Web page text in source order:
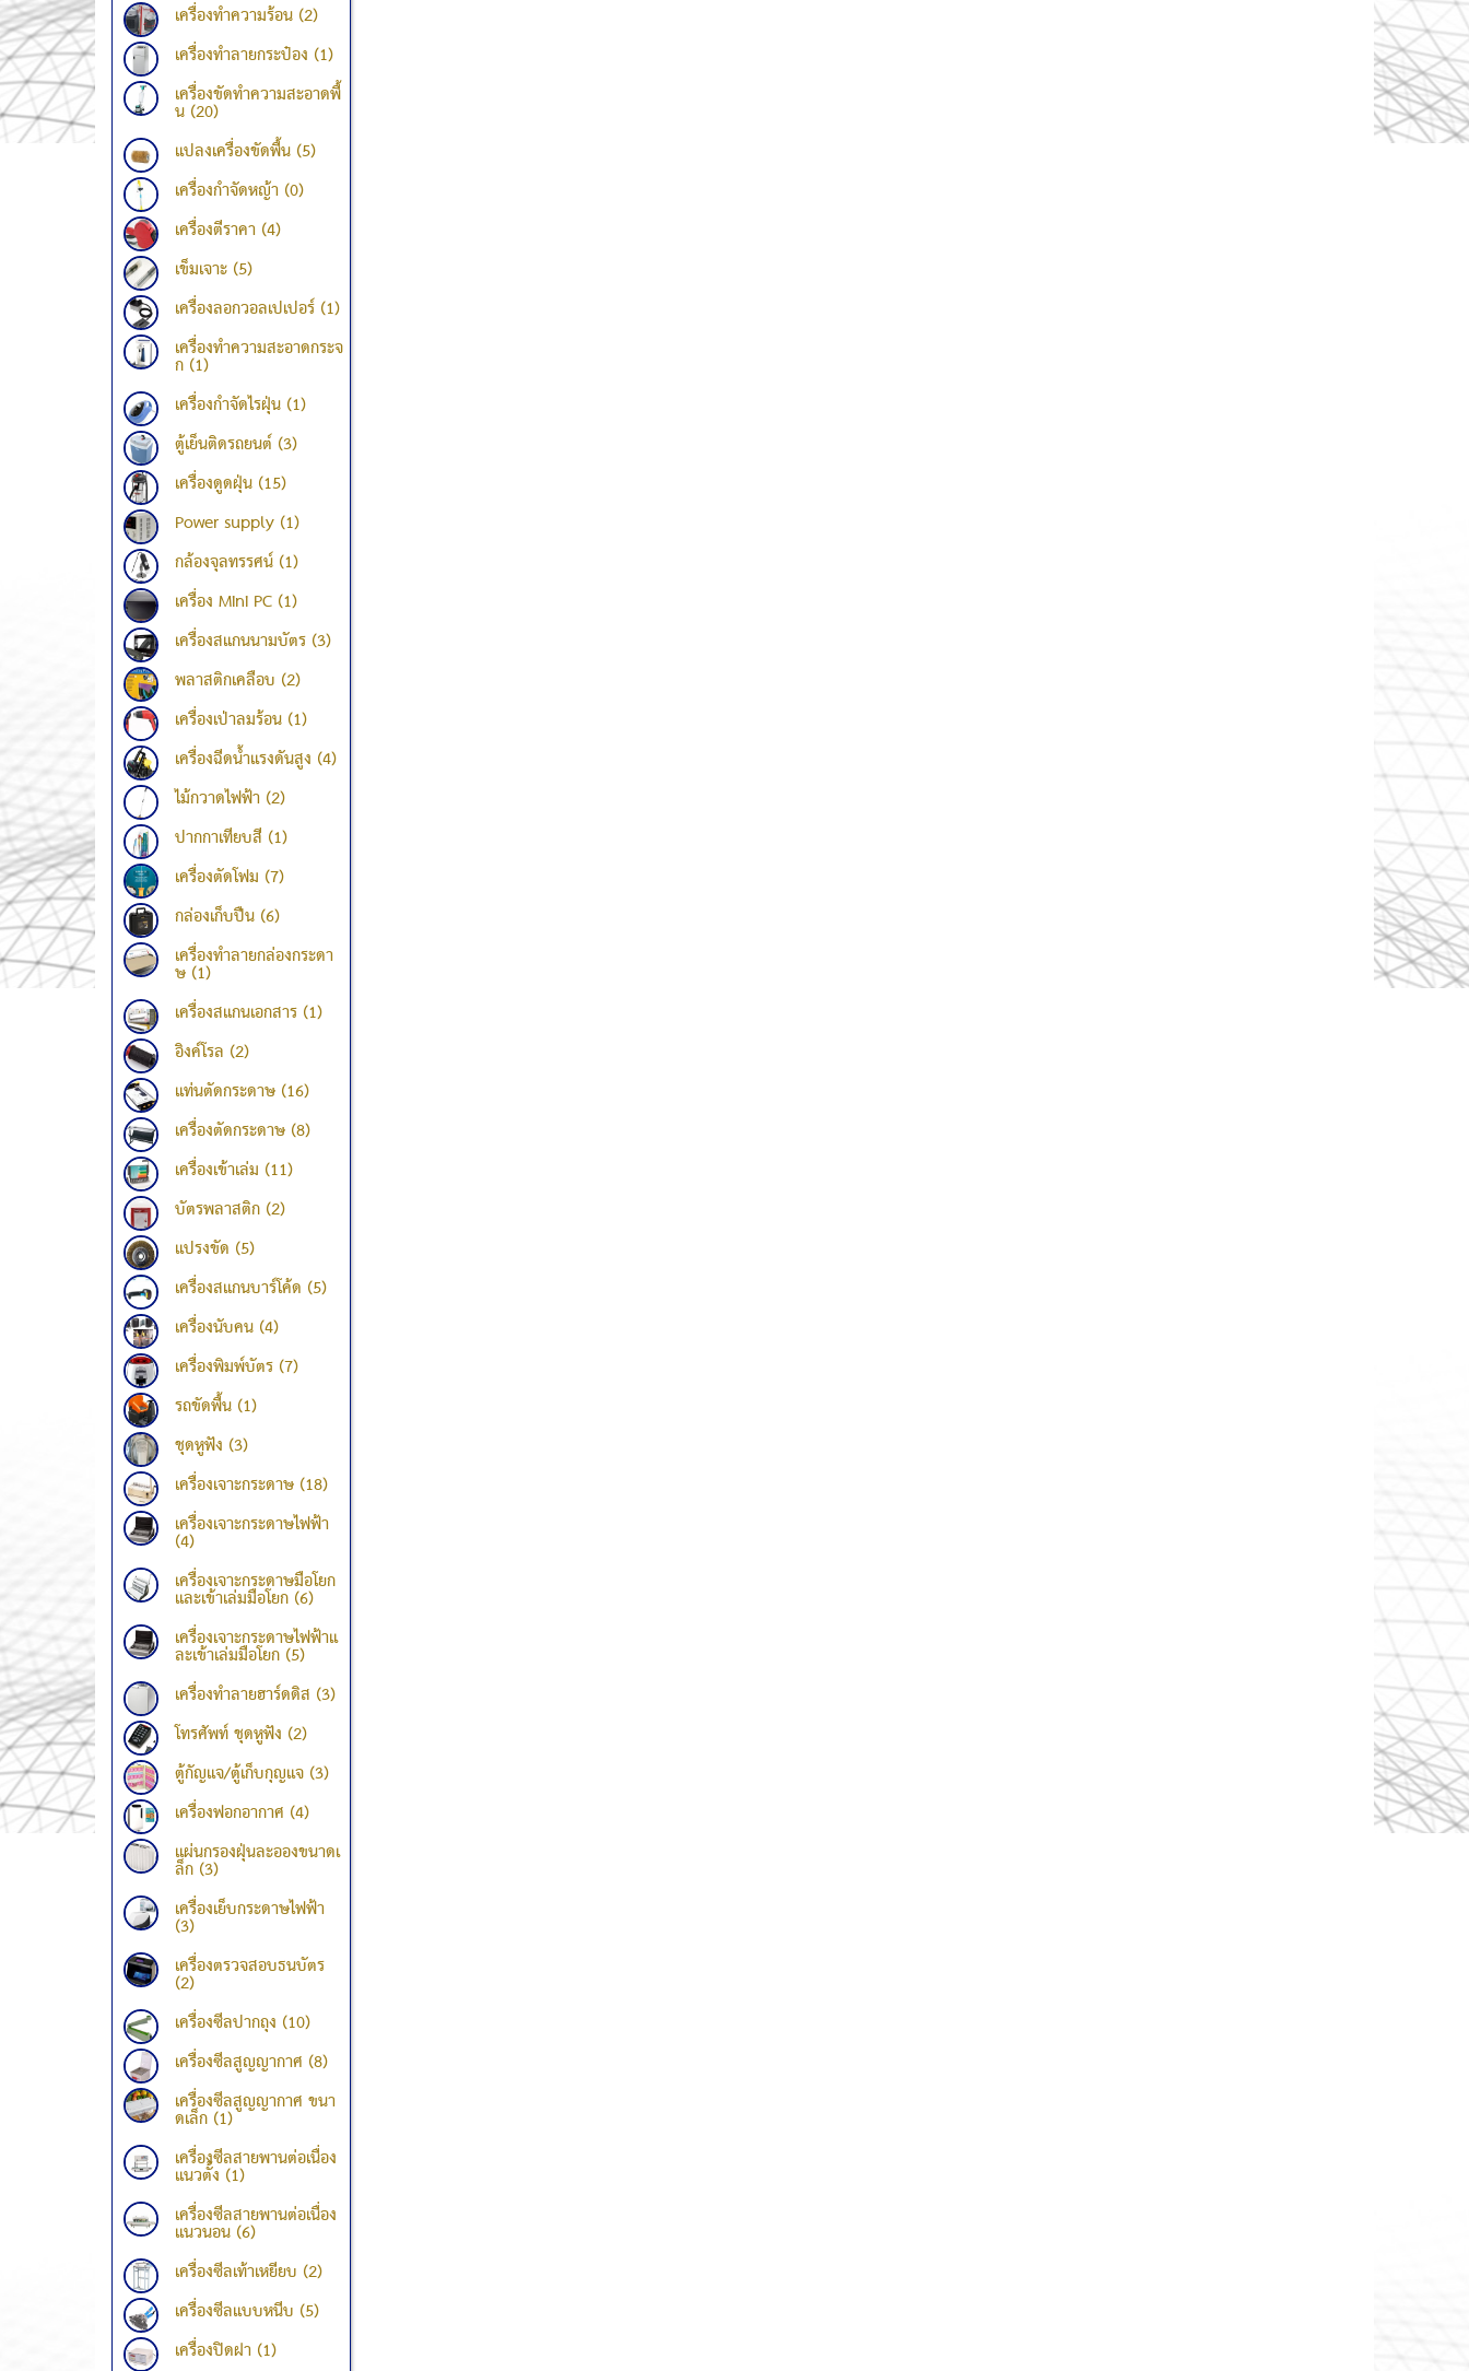
เครื่องทำความร้อน (2)
เครื่องทำลายกระป๋อง (1)
เครื่องขัดทำความสะอาดพื้
น (20)
แปลงเครื่องขัดพื้น (5)
เครื่องกำจัดหญ้า (0)
เครื่องตีราคา (4)
เข็มเจาะ (5)
เครื่องลอกวอลเปเปอร์ (1)
เครื่องทำความสะอาดกระจ
ก (1)
เครื่องกำจัดไรฝุ่น (1)
ตู้เย็นติดรถยนต์ (3)
เครื่องดูดฝุ่น (15)
Power supply (1)
กล้องจุลทรรศน์ (1)
เครื่อง Mini PC (1)
เครื่องสแกนนามบัตร (3)
พลาสติกเคลือบ (2)
เครื่องเป่าลมร้อน (1)
เครื่องฉีดน้ำแรงดันสูง (4)
ไม้กวาดไฟฟ้า (2)
ปากกาเทียบสี (1)
เครื่องตัดโฟม (7)
กล่องเก็บปืน (6)
เครื่องทำลายกล่องกระดา
ษ (1)
เครื่องสแกนเอกสาร (1)
อิงค์โรล (2)
แท่นตัดกระดาษ (16)
เครื่องตัดกระดาษ (8)
เครื่องเข้าเล่ม (11)
บัตรพลาสติก (2)
แปรงขัด (5)
เครื่องสแกนบาร์โค้ด (5)
เครื่องนับคน (4)
เครื่องพิมพ์บัตร (7)
รถขัดพื้น (1)
ชุดหูฟัง (3)
เครื่องเจาะกระดาษ (18)
เครื่องเจาะกระดาษไฟฟ้า
(4)
เครื่องเจาะกระดาษมือโยก
และเข้าเล่มมือโยก (6)
เครื่องเจาะกระดาษไฟฟ้าแ
ละเข้าเล่มมือโยก (5)
เครื่องทำลายฮาร์ดดิส (3)
โทรศัพท์ ชุดหูฟัง (2)
ตู้กัญแจ/ตู้เก็บกุญแจ (3)
เครื่องฟอกอากาศ (4)
แผ่นกรองฝุ่นละอองขนาดเ
ล็ก (3)
เครื่องเย็บกระดาษไฟฟ้า
(3)
เครื่องตรวจสอบธนบัตร
(2)
เครื่องซีลปากถุง (10)
เครื่องซีลสูญญากาศ (8)
เครื่องซีลสูญญากาศ ขนา
ดเล็ก (1)
เครื่องซีลสายพานต่อเนื่อง
แนวตั้ง (1)
เครื่องซีลสายพานต่อเนื่อง
แนวนอน (6)
เครื่องซีลเท้าเหยียบ (2)
เครื่องซีลแบบหนีบ (5)
เครื่องปิดฝา (1)